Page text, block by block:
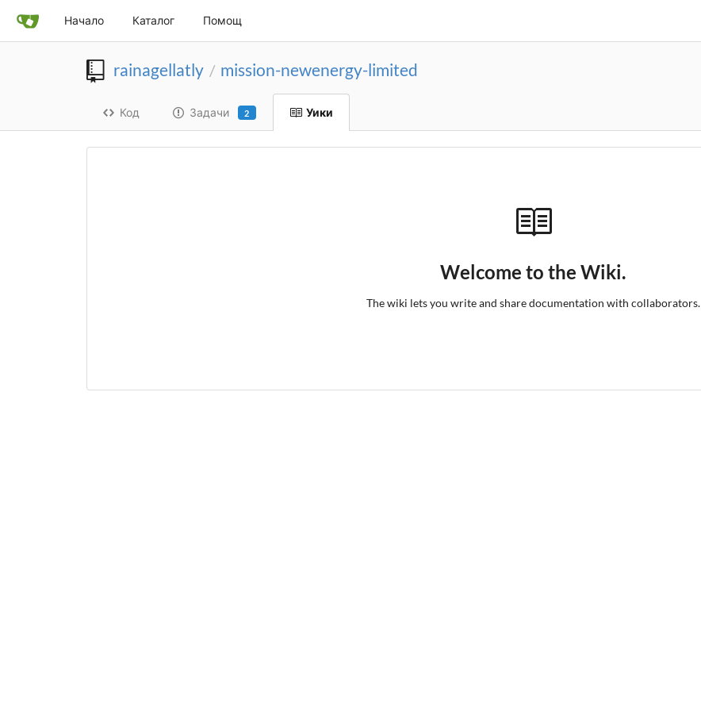
Начало Каталог Помощ
rainagellatly / mission-newenergy-limited
Код Задачи 2 Уики
Welcome to the Wiki.
The wiki lets you write and share documentation with collaborators.